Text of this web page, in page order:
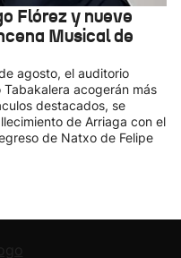
Flórez y nueve
Musical de
agosto, el auditorio
acogerán más
destacados, se
de Arriaga con el
de Natxo de Felipe